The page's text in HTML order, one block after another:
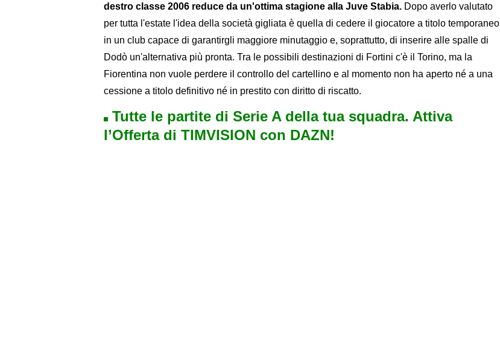
destro classe 2006 reduce da un'ottima stagione alla Juve Stabia. Dopo averlo valutato
per tutta l'estate l'idea della società gigliata è quella di cedere il giocatore a titolo temporaneo
in un club capace di garantirgli maggiore minutaggio e, soprattutto, di inserire alle spalle di
Dodò un'alternativa più pronta. Tra le possibili destinazioni di Fortini c'è il Torino, ma la
Fiorentina non vuole perdere il controllo del cartellino e al momento non ha aperto né a una
cessione a titolo definitivo né in prestito con diritto di riscatto.
Tutte le partite di Serie A della tua squadra. Attiva
l’Offerta di TIMVISION con DAZN!